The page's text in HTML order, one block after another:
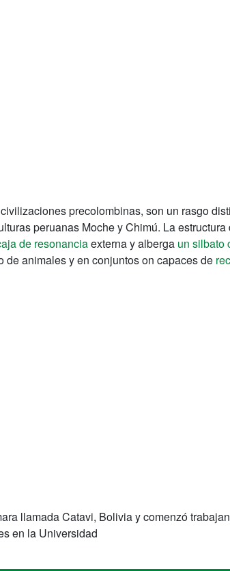
precolombinas, son un rasgo
peruanas Moche y Chimú. La
de resonanciaexterna y alberga un silbato
de animales y en conjuntos on capaces de
llamada Catavi, Bolivia y comenzó
en la Universidad